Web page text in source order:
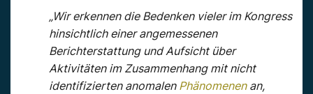
„Wir erkennen die Bedenken vieler im Kongress
hinsichtlich einer angemessenen
Berichterstattung und Aufsicht über
Aktivitäten im Zusammenhang mit nicht
identifizierten anomalen Phänomenenan,